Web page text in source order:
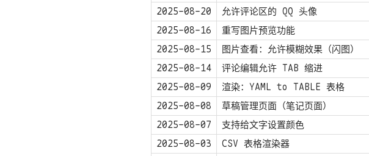
2025-08-20
允许评论区的 QQ 头像
2025-08-16
重写图片预览功能
2025-08-15
图片查看：允许模糊效果（闪图）
2025-08-14
评论编辑允许 TAB 缩进
2025-08-09
渲染：YAML to TABLE 表格
2025-08-08
草稿管理页面（笔记页面）
2025-08-07
支持给文字设置颜色
2025-08-03
CSV 表格渲染器